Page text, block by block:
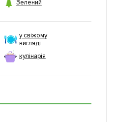
 Зелений
у свіжому
вигляді
кулінарія